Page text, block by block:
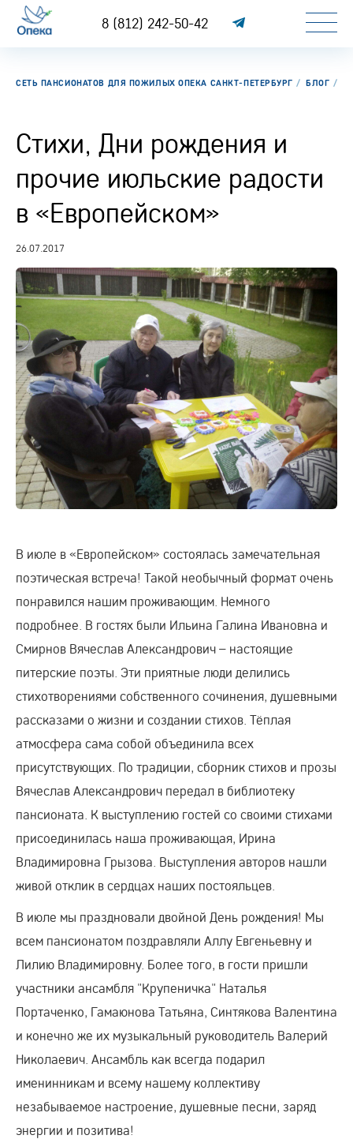
8 (812) 242-50-42
СЕТЬ ПАНСИОНАТОВ ДЛЯ ПОЖИЛЫХ ОПЕКА САНКТ-ПЕТЕРБУРГ БЛОГ
Стихи, Дни рождения и
прочие июльские радости
в «Европейском»
26.07.2017
В июле в «Европейском» состоялась замечательная
поэтическая встреча! Такой необычный формат очень
понравился нашим проживающим. Немного
подробнее. В гостях были Ильина Галина Ивановна и
Смирнов Вячеслав Александрович – настоящие
питерские поэты. Эти приятные люди делились
стихотворениями собственного сочинения, душевными
рассказами о жизни и создании стихов. Тёплая
атмосфера сама собой объединила всех
присутствующих. По традиции, сборник стихов и прозы
Вячеслав Александрович передал в библиотеку
пансионата. К выступлению гостей со своими стихами
присоединилась наша проживающая, Ирина
Владимировна Грызова. Выступления авторов нашли
живой отклик в сердцах наших постояльцев.
В июле мы праздновали двойной День рождения! Мы
всем пансионатом поздравляли Аллу Евгеньевну и
Лилию Владимировну. Более того, в гости пришли
участники ансамбля "Крупеничка" Наталья
Портаченко, Гамаюнова Татьяна, Синтякова Валентина
и конечно же их музыкальный руководитель Валерий
Николаевич. Ансамбль как всегда подарил
именинникам и всему нашему коллективу
незабываемое настроение, душевные песни, заряд
энергии и позитива!